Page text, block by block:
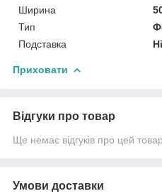
Ширина
Тип
Подставка
Ні
Приховати
Відгуки про товар
Ще немає відгуків про цей товар
Умови доставки